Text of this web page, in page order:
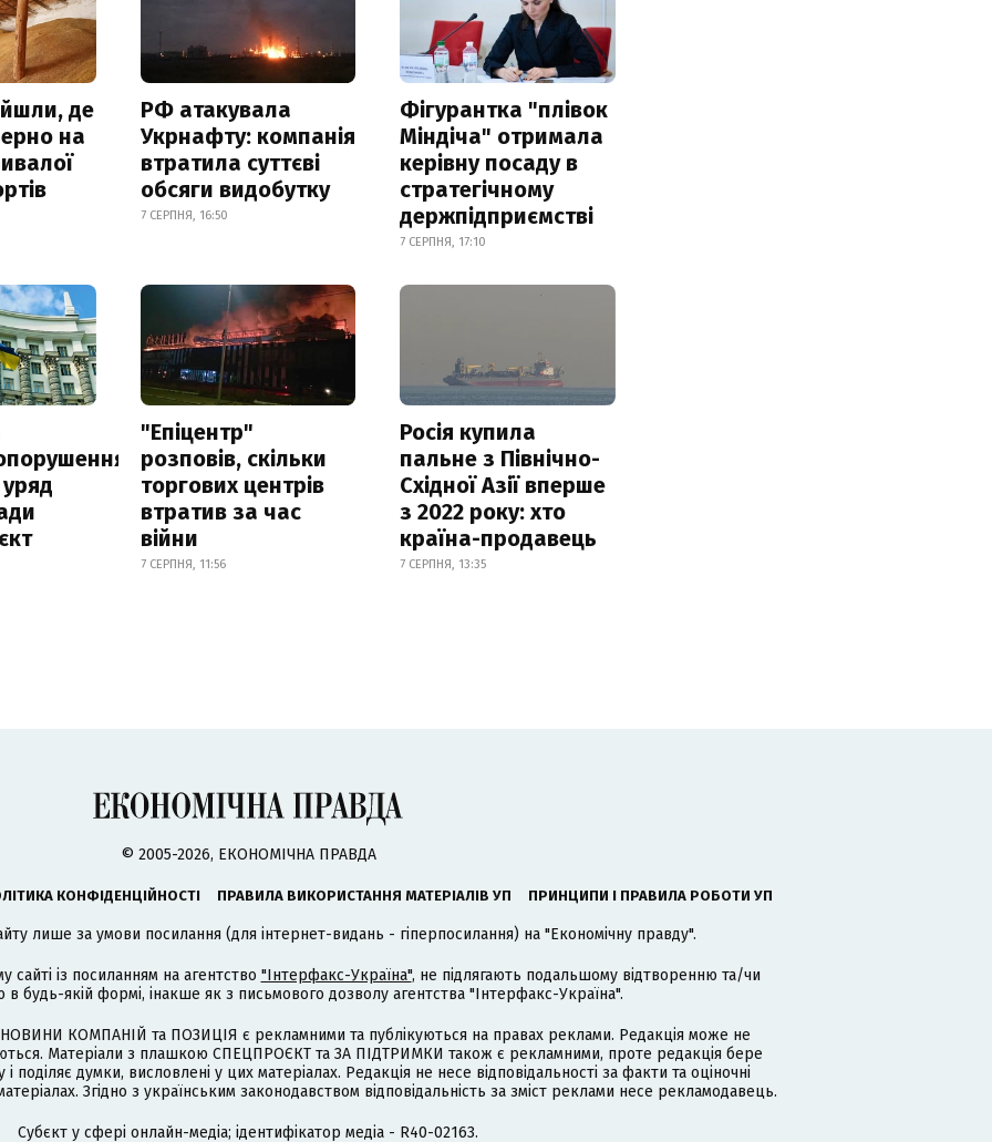
де
на
РФ атакувала
Укрнафту: компанія
втратила суттєві
обсяги видобутку
7 СЕРПНЯ, 16:50
Фігурантка "плівок
Міндіча" отримала
керівну посаду в
стратегічному
держпідприємстві
7 СЕРПНЯ, 17:10
"Епіцентр"
розповів, скільки
торгових центрів
втратив за час
війни
7 СЕРПНЯ, 11:56
Росія купила
пальне з Північно-
Східної Азії вперше
з 2022 року: хто
країна-продавець
7 СЕРПНЯ, 13:35
© 2005-2026, ЕКОНОМІЧНА ПРАВДА
КОНФІДЕНЦІЙНОСТІ ПРАВИЛА ВИКОРИСТАННЯ МАТЕРІАЛІВ УП ПРИНЦИПИ І ПРАВИЛА РОБОТИ УП
лише за умови посилання (для інтернет-видань - гіперпосилання) на "Економічну правду".
сайті із посиланням на агентство "Інтерфакс-Україна", не підлягають подальшому відтворенню та/чи
будь-якій формі, інакше як з письмового дозволу агентства "Інтерфакс-Україна".
НОВИНИ КОМПАНІЙ та ПОЗИЦІЯ є рекламними та публікуються на правах реклами. Редакція може не
Матеріали з плашкою СПЕЦПРОЄКТ та ЗА ПІДТРИМКИ також є рекламними, проте редакція бере
поділяє думки, висловлені у цих матеріалах. Редакція не несе відповідальності за факти та оціночні
Згідно з українським законодавством відповідальність за зміст реклами несе рекламодавець.
Cубєкт у сфері онлайн-медіа; ідентифікатор медіа - R40-02163.